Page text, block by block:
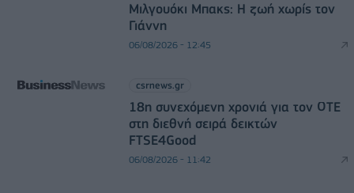
Μιλγουόκι Μπακς: Η ζωή χωρίς τον
Γιάννη
06/08/2026 - 12:45
csrnews.gr
18η συνεχόμενη χρονιά για τον ΟΤΕ
στη διεθνή σειρά δεικτών
FTSE4Good
06/08/2026 - 11:42